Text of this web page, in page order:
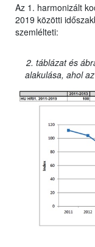
Az 1. harmonizált
2019 közötti
szemlélteti:
2. táblázat és
alakulása, ahol